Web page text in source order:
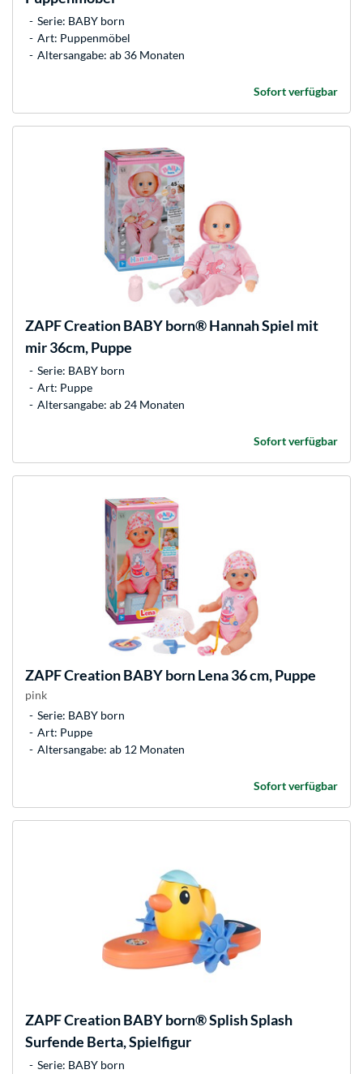
Serie: BABY born
Art: Puppenmöbel
Altersangabe: ab 36 Monaten
Sofort verfügbar
ZAPF CreationBABY born® Hannah Spiel mit
mir 36cm, Puppe
Serie: BABY born
Art: Puppe
Altersangabe: ab 24 Monaten
Sofort verfügbar
ZAPF CreationBABY born Lena 36 cm, Puppe
pink
Serie: BABY born
Art: Puppe
Altersangabe: ab 12 Monaten
Sofort verfügbar
ZAPF CreationBABY born® Splish Splash
Surfende Berta, Spielfigur
Serie: BABY born